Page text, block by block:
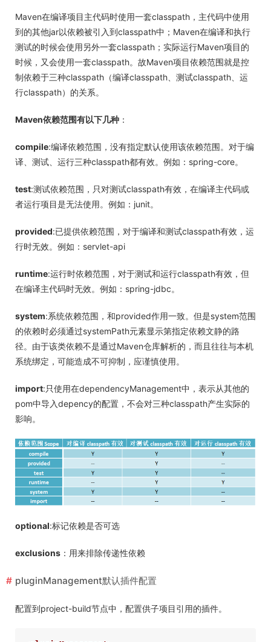
Maven在编译项目主代码时使用一套classpath，主代码中使用
到的其他jar以依赖被引入到classpath中；Maven在编译和执行
测试的时候会使用另外一套classpath；实际运行Maven项目的
时候，又会使用一套classpath。故Maven项目依赖范围就是控
制依赖于三种classpath（编译classpath、测试classpath、运
行classpath）的关系。
Maven依赖范围有以下几种 ：
compile:编译依赖范围，没有指定默认使用该依赖范围。对于编
译、测试、运行三种classpath都有效。例如：spring-core。
test:测试依赖范围，只对测试classpath有效，在编译主代码或
者运行项目是无法使用。例如：junit。
provided:已提供依赖范围，对于编译和测试classpath有效，运
行时无效。例如：servlet-api
runtime:运行时依赖范围，对于测试和运行classpath有效，但
在编译主代码时无效。例如：spring-jdbc。
system:系统依赖范围，和provided作用一致。但是system范围
的依赖时必须通过systemPath元素显示第指定依赖文静的路
径。由于该类依赖不是通过Maven仓库解析的，而且往往与本机
系统绑定，可能造成不可抑制，应谨慎使用。
import:只使用在dependencyManagement中，表示从其他的
pom中导入depency的配置，不会对三种classpath产生实际的
影响。
optional:标记依赖是否可选
exclusions ：用来排除传递性依赖
pluginManagement默认插件配置
配置到project-build节点中，配置供子项目引用的插件。